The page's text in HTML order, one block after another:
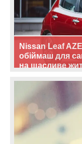
Nissan Leaf
обіймаш для
на щасливе